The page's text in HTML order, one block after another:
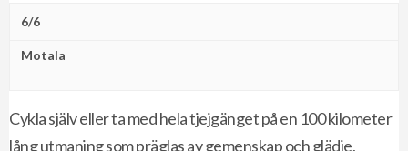
6/6
Motala
Cykla själv eller ta med hela tjejgänget på en 100 kilometer
lång utmaning som präglas av gemenskap och glädje,